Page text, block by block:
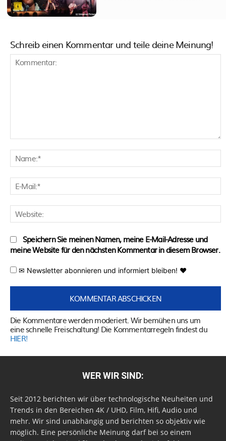
Schreib einen Kommentar und teile deine Meinung!
Speichern Sie meinen Namen, meine E-Mail-Adresse und
meine Website für den nächsten Kommentar in diesem Browser.
✉ Newsletter abonnieren und informiert bleiben! ♥
Die Kommentare werden moderiert. Wir bemühen uns um
eine schnelle Freischaltung! Die Kommentarregeln findest du
HIER!
WER WIR SIND:
Seit 2012 berichten wir über technologische Neuheiten und
Trends in den Bereichen 4K / UHD, Film, Hifi, Audio und
mehr. Wir sind unabhängig und berichten so objektiv wie
möglich. Eine persönliche Meinung darf bei so einem